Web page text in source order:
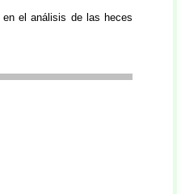
en el análisis de las heces